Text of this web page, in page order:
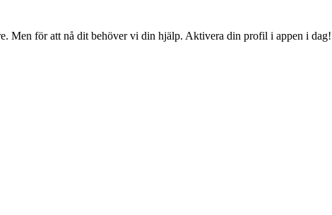
Men för att nå dit behöver vi din hjälp. Aktivera din profil i appen i dag!